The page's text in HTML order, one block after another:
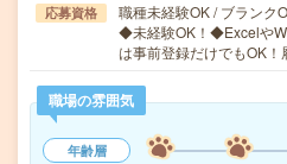
応募資格
職種未経験OK / ブランク
◆未経験OK！◆Excelや
は事前登録だけでもOK
職場の雰囲気
年齢層